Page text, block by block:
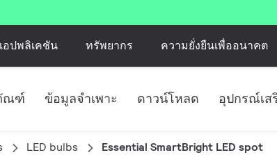
อปพลิเคชัน ทรัพยากร ความยั่งยืนเพื่ออนาคต
ณฑ์ ข้อมูลจำเพาะ ดาวน์โหลด อุปกรณ์เส
LED bulbs Essential SmartBright LED spot